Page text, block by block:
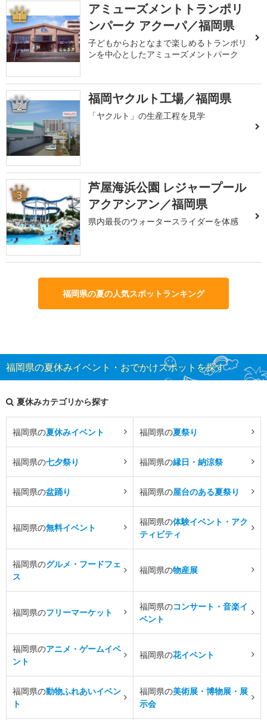
1
アミューズメントトランポリ
ンパーク アクーパ／福岡県
子どもからおとなまで楽しめるトランポリ
ンを中心としたアミューズメントパーク
2 福岡ヤクルト工場／福岡県
「ヤクルト」の生産工程を見学
3
芦屋海浜公園 レジャープール
アクアシアン／福岡県
県内最長のウォータースライダーを体感
福岡県の夏の人気スポットランキング
福岡県の夏休みイベント・おでかけスポットを探す
夏休みカテゴリから探す
福岡県の夏休みイベント 福岡県の夏祭り
福岡県の七夕祭り 福岡県の縁日・納涼祭
福岡県の盆踊り 福岡県の屋台のある夏祭り
福岡県の無料イベント
福岡県の体験イベント・アク
ティビティ
福岡県のグルメ・フードフェ
ス
福岡県の物産展
福岡県のフリーマーケット
福岡県のコンサート・音楽イ
ベント
福岡県のアニメ・ゲームイベ
ント
福岡県の花イベント
福岡県の動物ふれあいイベン
ト
福岡県の美術展・博物展・展
示会